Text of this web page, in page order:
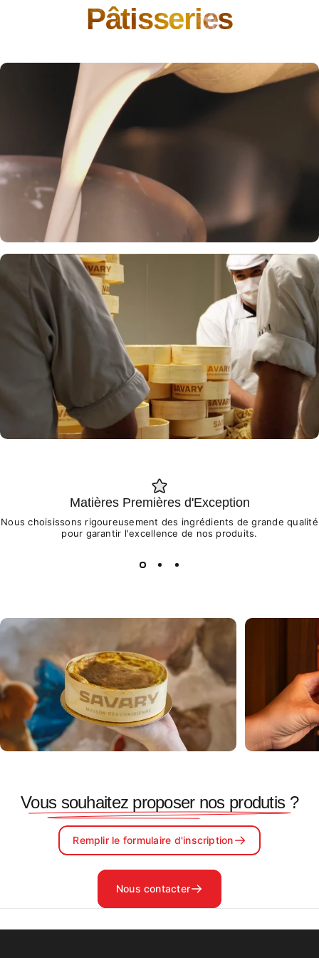
Pâtisseries
Matières Premières d'Exception
Nous choisissons rigoureusement des ingrédients de grande qualité
pour garantir l'excellence de nos produits.
Vous souhaitez proposer nos produtis ?
Remplir le formulaire d'inscription
Nous contacter